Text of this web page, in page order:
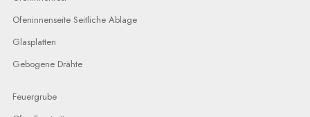
Ofeninnenseite Seitliche Ablage
Glasplatten
Gebogene Drähte
Feuergrube